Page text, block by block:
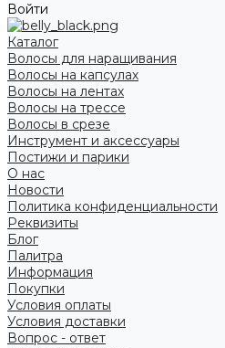
Войти
Каталог
Волосы для наращивания
Волосы на капсулах
Волосы на лентах
Волосы на трессе
Волосы в срезе
Инструмент и аксессуары
Постижи и парики
О нас
Новости
Политика конфиденциальности
Реквизиты
Блог
Палитра
Информация
Покупки
Условия оплаты
Условия доставки
Вопрос - ответ